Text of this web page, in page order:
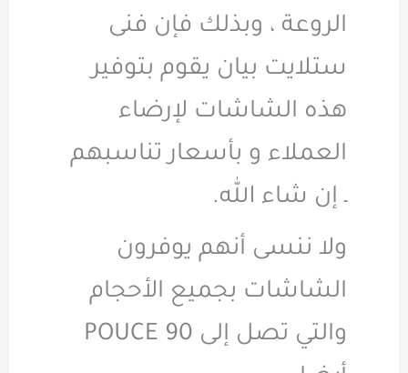
الروعة ، وبذلك فإن فنى
ستلايت بيان يقوم بتوفير
هذه الشاشات لإرضاء
العملاء و بأسعار تناسبهم
ـ إن شاء الله.
ولا ننسى أنهم يوفرون
الشاشات بجميع الأحجام
والتي تصل إلى 90 POUCE